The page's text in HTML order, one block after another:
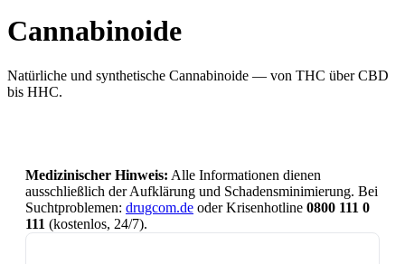
Cannabinoide
Natürliche und synthetische Cannabinoide — von THC über CBD
bis HHC.
Medizinischer Hinweis: Alle Informationen dienen
ausschließlich der Aufklärung und Schadensminimierung. Bei
Suchtproblemen: drugcom.de oder Krisenhotline 0800 111 0
111 (kostenlos, 24/7).